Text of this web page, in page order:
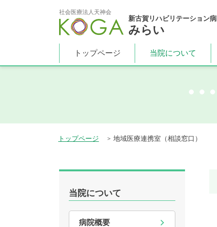
社会医療法人天神会
新古賀リハビリテーション
みらい
トップページ 当院について
トップページ 地域医療連携室（相談窓口）
当院について
病院概要